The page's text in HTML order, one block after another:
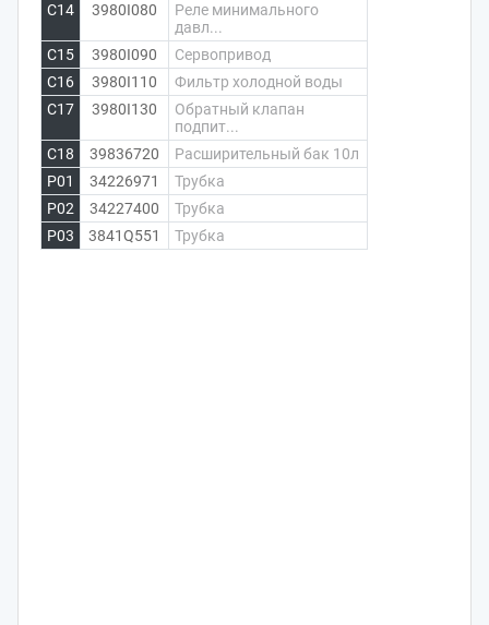
C14
3980I080
Реле минимального
давл...
C15
3980I090
Сервопривод
C16
3980I110
Фильтр холодной воды
C17
3980I130
Обратный клапан
подпит...
C18
39836720
Расширительный бак 10л
P01
34226971
Трубка
P02
34227400
Трубка
P03
3841Q551 Трубка